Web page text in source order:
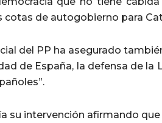
cotas de autogobierno para
del PP ha asegurado
de España, la defensa de
su intervención afirmando